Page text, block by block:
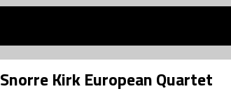
Snorre Kirk European Quartet